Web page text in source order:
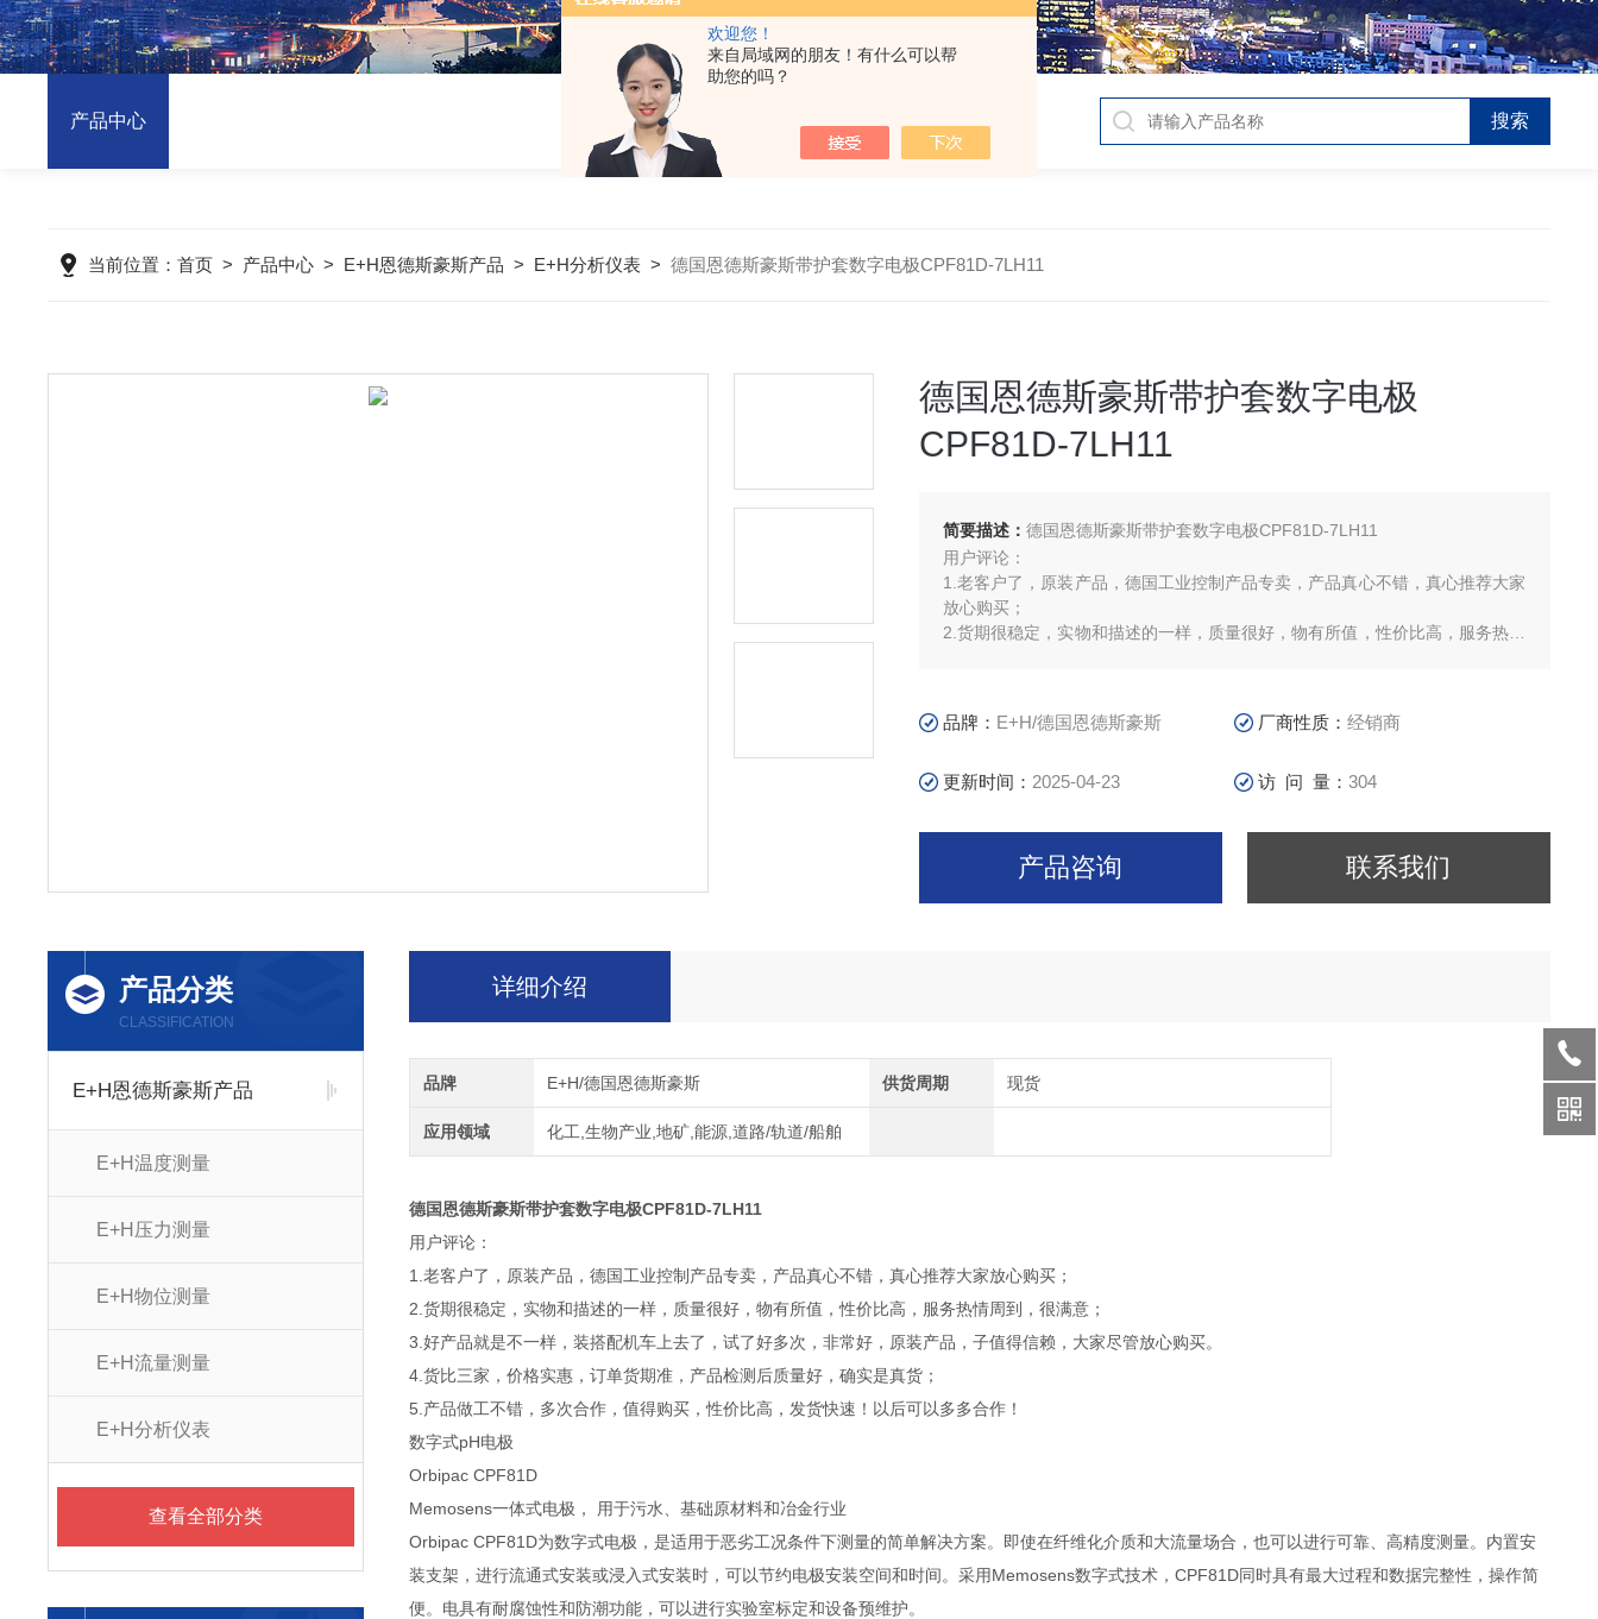
欢迎您！
来自局域网的朋友！有什么可以帮
助您的吗？
产品中心
当前位置：首页 > 产品中心 > E+H恩德斯豪斯产品 > E+H分析仪表 >德国恩德斯豪斯带护套数字电极CPF81D-7LH11
德国恩德斯豪斯带护套数字电极
CPF81D-7LH11
简要描述：德国恩德斯豪斯带护套数字电极CPF81D-7LH11
用户评论：
1.老客户了，原装产品，德国工业控制产品专卖，产品真心不错，真心推荐大家
放心购买；
2.货期很稳定，实物和描述的一样，质量很好，物有所值，性价比高，服务热情
品牌： E+H/德国恩德斯豪斯 厂商性质：经销商
更新时间： 2025-04-23 访 问 量：304
产品咨询 联系我们
产品分类
CLASSIFICATION
E+H恩德斯豪斯产品
E+H温度测量
E+H压力测量
E+H物位测量
E+H流量测量
E+H分析仪表
查看全部分类
详细介绍
品牌 E+H/德国恩德斯豪斯 供货周期 现货
应用领域 化工,生物产业,地矿,能源,道路/轨道/船舶
德国恩德斯豪斯带护套数字电极CPF81D-7LH11
用户评论：
1.老客户了，原装产品，德国工业控制产品专卖，产品真心不错，真心推荐大家放心购买；
2.货期很稳定，实物和描述的一样，质量很好，物有所值，性价比高，服务热情周到，很满意；
3.好产品就是不一样，装搭配机车上去了，试了好多次，非常好，原装产品，子值得信赖，大家尽管放心购买。
4.货比三家，价格实惠，订单货期准，产品检测后质量好，确实是真货；
5.产品做工不错，多次合作，值得购买，性价比高，发货快速！以后可以多多合作！
数字式pH电极
Orbipac CPF81D
Memosens一体式电极， 用于污水、基础原材料和冶金行业
Orbipac CPF81D为数字式电极，是适用于恶劣工况条件下测量的简单解决方案。即使在纤维化介质和大流量场合，也可以进行可靠、高精度测量。内置安
装支架，进行流通式安装或浸入式安装时，可以节约电极安装空间和时间。采用Memosens数字式技术，CPF81D同时具有最大过程和数据完整性，操作简
便。电具有耐腐蚀性和防潮功能，可以进行实验室标定和设备预维护。